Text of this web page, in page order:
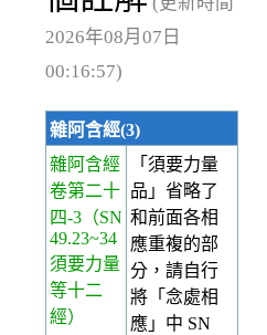
2026年08月07日
00:16:57)
雜阿含經(3)
雜阿含經
卷第二十
四-3 （SN
49.23~34
須要力量
等十二
經）
「須要力量
品」省略了
和前面各相
應重複的部
分，請自行
將「念處相
應」中 SN